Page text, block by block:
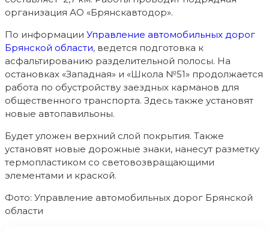
организация АО «Брянскавтодор».
По информации Управление автомобильных дорог
Брянской области, ведется подготовка к
асфальтированию разделительной полосы. На
остановках «Западная» и «Школа №51» продолжается
работа по обустройству заездных карманов для
общественного транспорта. Здесь также установят
новые автопавильоны.
Будет уложен верхний слой покрытия. Также
установят новые дорожные знаки, нанесут разметку
термопластиком со световозвращающими
элементами и краской.
Фото: Управление автомобильных дорог Брянской
области